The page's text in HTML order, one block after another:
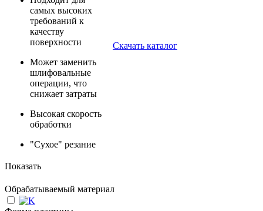
самых высоких
требований к
качеству
поверхности
Может заменить
шлифовальные
операции, что
снижает затраты
Высокая скорость
обработки
"Сухое" резание
Скачать каталог
Показать
Обрабатываемый материал